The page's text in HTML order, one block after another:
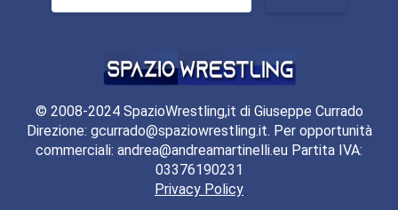
© 2008-2024 SpazioWrestling,it di Giuseppe Currado
Direzione: gcurrado@spaziowrestling.it. Per opportunità
commerciali: andrea@andreamartinelli.eu Partita IVA:
03376190231
Privacy Policy